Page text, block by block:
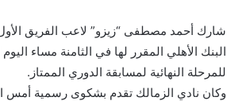
شارك أحمد مصطفى “زيزو” لاعب الفريق الأول
البنك الأهلي المقرر لها في الثامنة مساء
للمرحلة النهائية لمسابقة الدوري الممتاز.
وكان نادي الزمالك تقدم بشكوى رسمية أمس